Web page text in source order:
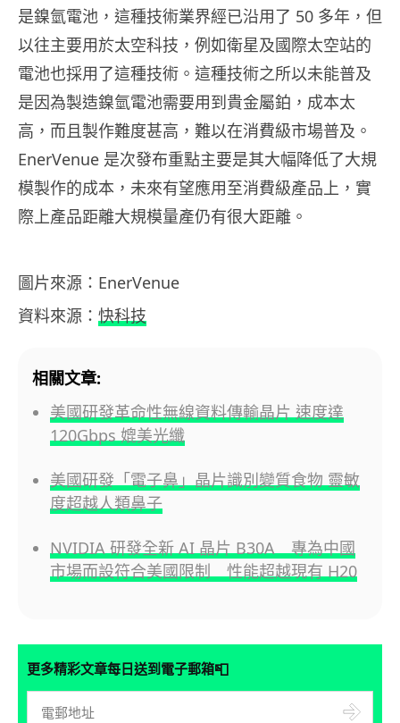
是鎳氫電池，這種技術業界經已沿用了 50 多年，但
以往主要用於太空科技，例如衛星及國際太空站的
電池也採用了這種技術。這種技術之所以未能普及
是因為製造鎳氫電池需要用到貴金屬鉑，成本太
高，而且製作難度甚高，難以在消費級市場普及。
EnerVenue 是次發布重點主要是其大幅降低了大規
模製作的成本，未來有望應用至消費級產品上，實
際上產品距離大規模量產仍有很大距離。
圖片來源：EnerVenue
資料來源： 快科技
相關文章:
美國研發革命性無線資料傳輸晶片 速度達
120Gbps 媲美光纖
美國研發「電子鼻」晶片識別變質食物 靈敏
度超越人類鼻子
NVIDIA 研發全新 AI 晶片 B30A 專為中國
市場而設符合美國限制 性能超越現有 H20
更多精彩文章每日送到電子郵箱📮